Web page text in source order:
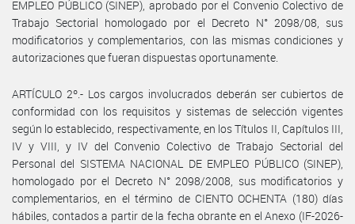
EMPLEO PÚBLICO (SINEP), aprobado por el Convenio Colectivo de
Trabajo Sectorial homologado por el Decreto N° 2098/08, sus
modificatorios y complementarios, con las mismas condiciones y
autorizaciones que fueran dispuestas oportunamente.
ARTÍCULO 2º.- Los cargos involucrados deberán ser cubiertos de
conformidad con los requisitos y sistemas de selección vigentes
según lo establecido, respectivamente, en los Títulos II, Capítulos III,
IV y VIII, y IV del Convenio Colectivo de Trabajo Sectorial del
Personal del SISTEMA NACIONAL DE EMPLEO PÚBLICO (SINEP),
homologado por el Decreto N° 2098/2008, sus modificatorios y
complementarios, en el término de CIENTO OCHENTA (180) días
hábiles, contados a partir de la fecha obrante en el Anexo (IF-2026-